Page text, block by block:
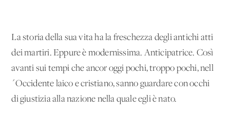
La storia della sua vita ha la freschezza degli antichi atti
dei martiri. Eppure è modernissima. Anticipatrice. Così
avanti sui tempi che ancor oggi pochi, troppo pochi, nell
´Occidente laico e cristiano, sanno guardare con occhi
di giustizia alla nazione nella quale egli è nato.